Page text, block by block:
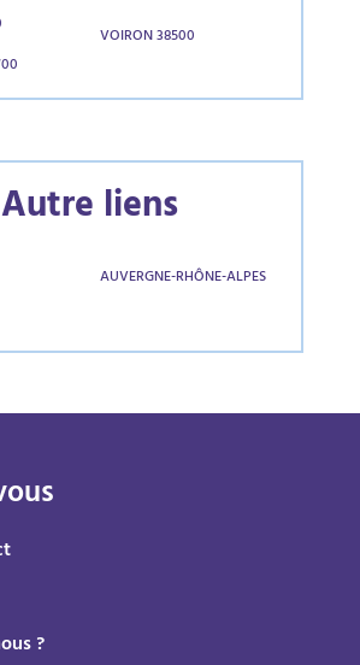
VOIRON 38500
Autre liens
AUVERGNE-RHÔNE-ALPES
?